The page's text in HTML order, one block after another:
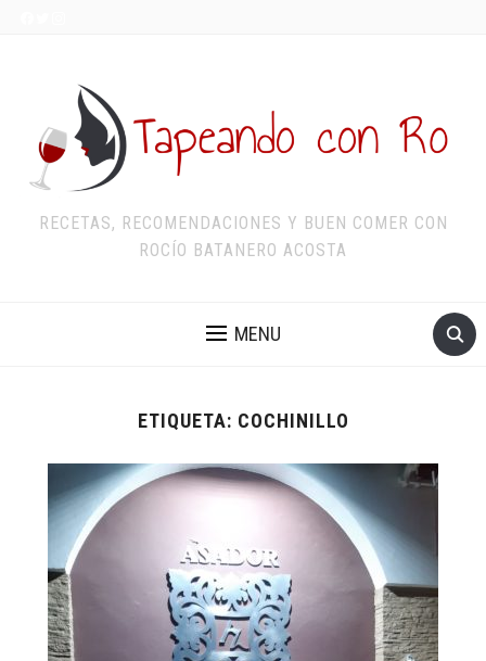
RECETAS, RECOMENDACIONES Y BUEN COMER CON
ROCÍO BATANERO ACOSTA
MENU
ETIQUETA: COCHINILLO